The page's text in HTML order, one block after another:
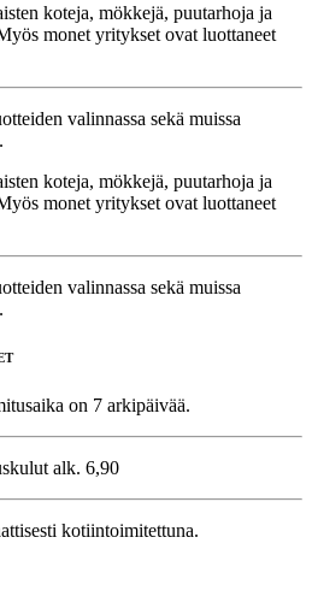
koteja, mökkejä, puutarhoja ja
monet yritykset ovat luottaneet
valinnassa sekä muissa
koteja, mökkejä, puutarhoja ja
monet yritykset ovat luottaneet
valinnassa sekä muissa
on 7 arkipäivää.
alk. 6,90
kotiintoimitettuna.